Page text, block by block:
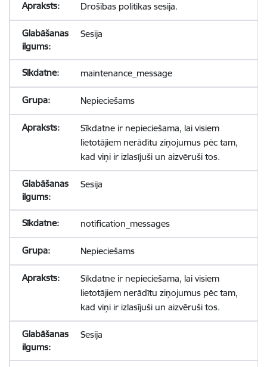
Drošības politikas sesija.
Sesija
maintenance_message
Nepieciešams
Sīkdatne ir nepieciešama, lai visiem
lietotājiem nerādītu ziņojumus pēc tam,
kad viņi ir izlasījuši un aizvēruši tos.
Sesija
notification_messages
Nepieciešams
Sīkdatne ir nepieciešama, lai visiem
lietotājiem nerādītu ziņojumus pēc tam,
kad viņi ir izlasījuši un aizvēruši tos.
Sesija